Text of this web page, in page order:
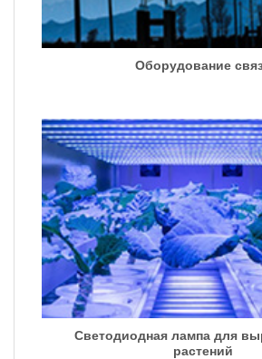
Оборудование
Светодиодная лампа для
растений